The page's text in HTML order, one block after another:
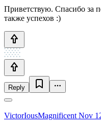
Приветствую. Спасибо за
также успехов :)
Reply
VictorIousMagnificent Nov